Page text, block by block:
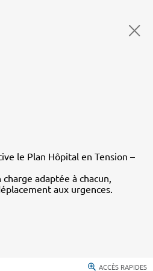
le Plan Hôpital en Tension –
adaptée à chacun,
aux urgences.
ACCÈS RAPIDES